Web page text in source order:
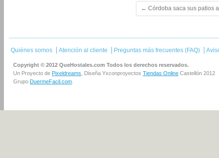
← Córdoba saca sus patios
Quiénes somos Atención al cliente Preguntas más frecuentes (FAQ)
Copyright © 2012 QueHostales.com Todos los derechos reservados.
Un Proyecto de Pixeldreams , Diseña Yxconproyectos Tiendas Online Castellón 2012
Grupo DuermeFacil.com